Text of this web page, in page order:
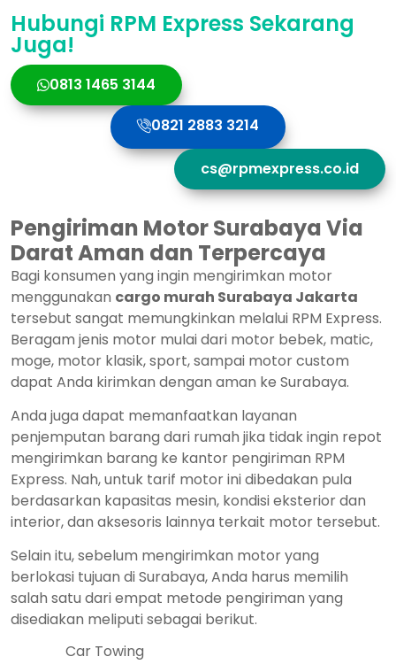
Hubungi RPM Express Sekarang
Juga!
0813 1465 3144
0821 2883 3214
cs@rpmexpress.co.id
Pengiriman Motor Surabaya Via
Darat Aman dan Terpercaya
Bagi konsumen yang ingin mengirimkan motor
menggunakan cargo murah Surabaya Jakarta
tersebut sangat memungkinkan melalui RPM Express.
Beragam jenis motor mulai dari motor bebek, matic,
moge, motor klasik, sport, sampai motor custom
dapat Anda kirimkan dengan aman ke Surabaya.
Anda juga dapat memanfaatkan layanan
penjemputan barang dari rumah jika tidak ingin repot
mengirimkan barang ke kantor pengiriman RPM
Express. Nah, untuk tarif motor ini dibedakan pula
berdasarkan kapasitas mesin, kondisi eksterior dan
interior, dan aksesoris lainnya terkait motor tersebut.
Selain itu, sebelum mengirimkan motor yang
berlokasi tujuan di Surabaya, Anda harus memilih
salah satu dari empat metode pengiriman yang
disediakan meliputi sebagai berikut.
Car Towing